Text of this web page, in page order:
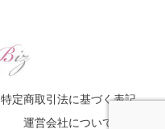
特定商取引法に基づく表記
運営会社について